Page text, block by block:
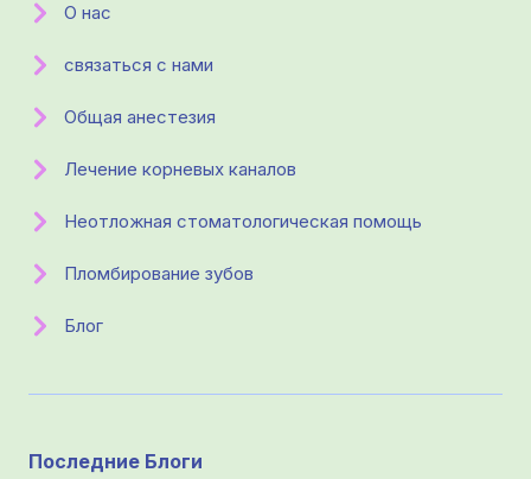
О нас
связаться с нами
Общая анестезия
Лечение корневых каналов
Неотложная стоматологическая помощь
Пломбирование зубов
Блог
Последние Блоги